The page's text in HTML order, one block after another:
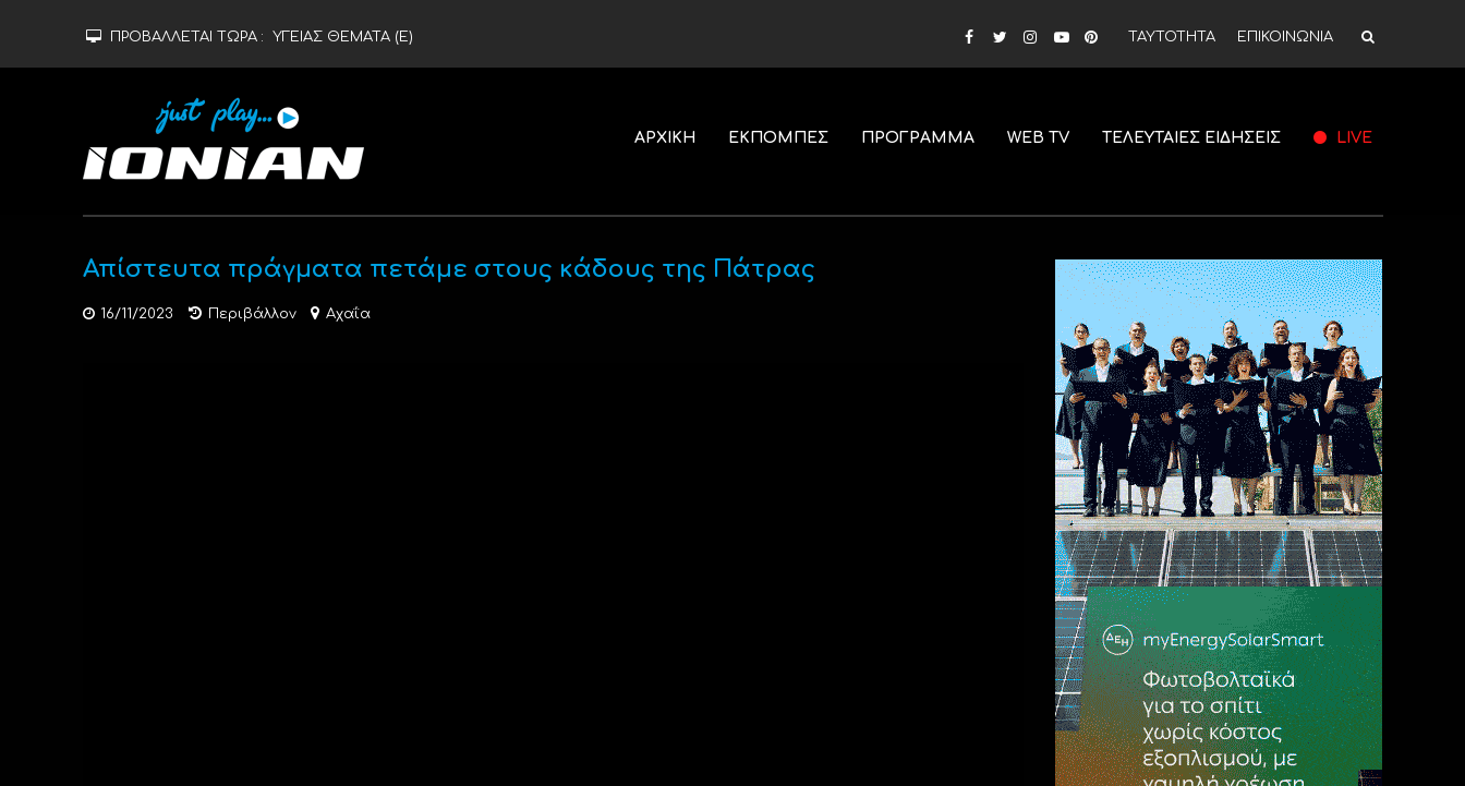
ΠΡΟΒΑΛΛΕΤΑΙ ΤΩΡΑ : ΥΓΕΙΑΣ ΘΕΜΑΤΑ (Ε) ΤΑΥΤΟΤΗΤΑ ΕΠΙΚΟΙΝΩΝΙΑ
ΑΡΧΙΚΗ ΕΚΠΟΜΠΕΣ ΠΡΟΓΡΑΜΜΑ WEB TV ΤΕΛΕΥΤΑΙΕΣ ΕΙΔΗΣΕΙΣ LIVE
Απίστευτα πράγματα πετάμε στους κάδους της Πάτρας
16/11/2023 Περιβάλλον Αχαΐα